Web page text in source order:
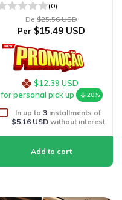
(0)
De $25.56 USD
Per $15.49 USD
$12.39 USD
for personal pick up
20%
In up to 3 installments of
$5.16 USDwithout interest